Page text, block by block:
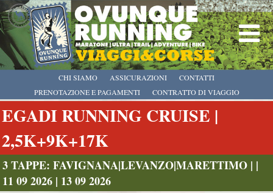
CHI SIAMO
PRENOTAZIONE E PAGAMENTI
CONTRATTO DI VIAGGIO
ASSICURAZIONI CONTATTI
EGADI RUNNING CRUISE |
2,5K+9K+17K
3 TAPPE: FAVIGNANA|LEVANZO|MARETTIMO | |
11 09 2026 | 13 09 2026